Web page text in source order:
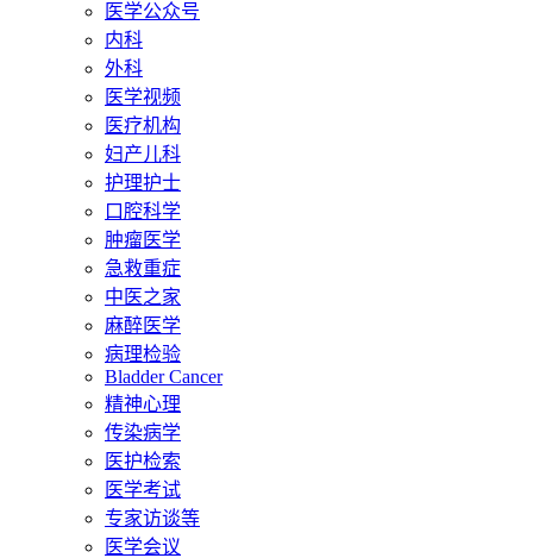
医学公众号
内科
外科
医学视频
医疗机构
妇产儿科
护理护士
口腔科学
肿瘤医学
急救重症
中医之家
麻醉医学
病理检验
Bladder Cancer
精神心理
传染病学
医护检索
医学考试
专家访谈等
医学会议